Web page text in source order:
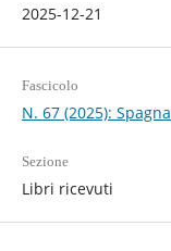
2025-12-21
Fascicolo
N. 67 (2025):
Sezione
Libri ricevuti